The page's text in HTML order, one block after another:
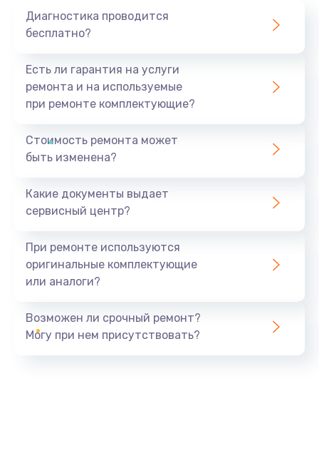
Диагностика проводится
бесплатно?
Есть ли гарантия на услуги
ремонта и на используемые
при ремонте комплектующие?
Стоимость ремонта может
быть изменена?
Какие документы выдает
сервисный центр?
При ремонте используются
оригинальные комплектующие
или аналоги?
Возможен ли срочный ремонт?
Могу при нем присутствовать?